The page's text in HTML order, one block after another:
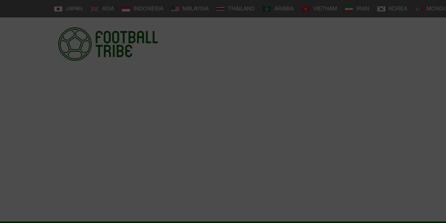
JAPAN ASIA INDONESIA MALAYSIA THAILAND ARABIA VIETNAM IRAN KOREA